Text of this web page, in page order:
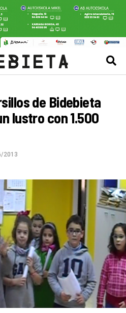
de Bidebieta
lustro con 1.500
2013